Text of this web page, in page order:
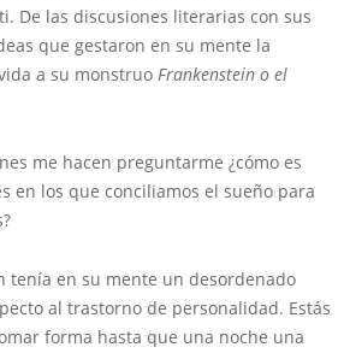
De las discusiones literarias con sus
que gestaron en su mente la
a su monstruo Frankenstein o el
me hacen preguntarme ¿cómo es
en los que conciliamos el sueño para
tenía en su mente un desordenado
al trastorno de personalidad. Estás
forma hasta que una noche una